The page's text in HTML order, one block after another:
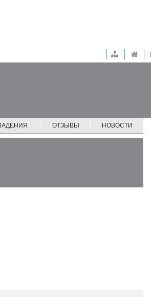
ОТЗЫВЫ НОВОСТИ